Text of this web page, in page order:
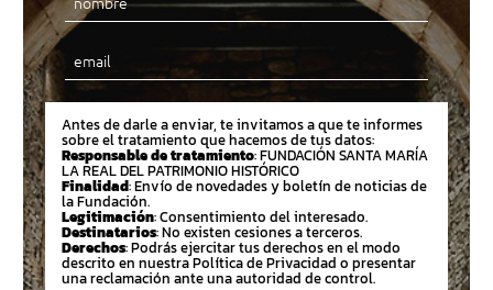
Email
Antes de darle a enviar, te invitamos a que te informes
sobre el tratamiento que hacemos de tus datos:
Responsable de tratamiento: FUNDACIÓN SANTA MARÍA
LA REAL DEL PATRIMONIO HISTÓRICO
Finalidad: Envío de novedades y boletín de noticias de
la Fundación.
Legitimación: Consentimiento del interesado.
Destinatarios: No existen cesiones a terceros.
Derechos: Podrás ejercitar tus derechos en el modo
descrito en nuestra Política de Privacidad o presentar
una reclamación ante una autoridad de control.